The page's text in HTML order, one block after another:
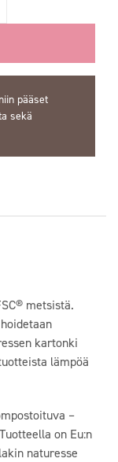
niin pääset
sekä
metsistä.
kartonki
lämpöä
–
on Eu:n
naturesse